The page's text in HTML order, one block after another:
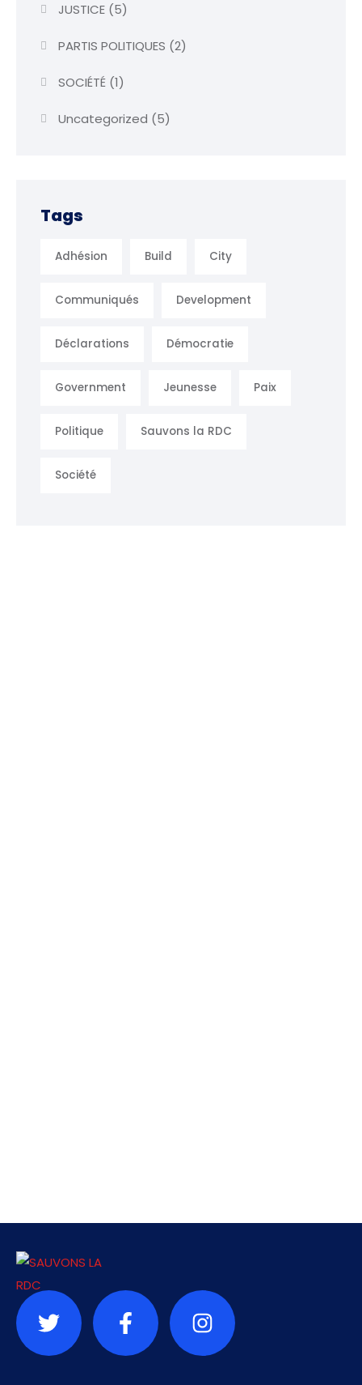
JUSTICE(5)
PARTIS POLITIQUES (2)
SOCIÉTÉ(1)
Uncategorized (5)
Tags
Adhésion Build City
Communiqués Development
Déclarations Démocratie
Government Jeunesse Paix
Politique Sauvons la RDC
Société